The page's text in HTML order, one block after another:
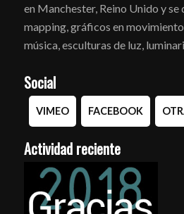
en Manchester, Reino Unido y se
mapping, gráficos en
música, esculturas de luz,
Social
VIMEO FACEBOOK
Actividad reciente